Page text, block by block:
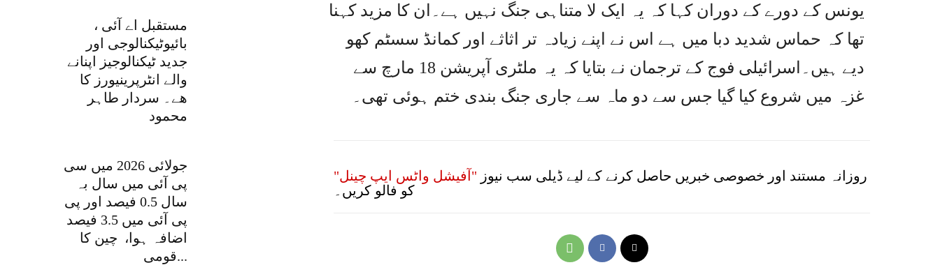
مستقبل اے آئی ،
بائیوٹیکنالوجی اور
جدید ٹیکنالوجیز اپنانے
والے انٹرپرینیورز کا
ھے۔ سردار طاہر
محمود
جولائی 2026 میں سی
پی آئی میں سال بہ
سال 0.5 فیصد اور پی
پی آئی میں 3.5 فیصد
اضافہ ہوا، چین کا
قومی...
یونس کے دورے کے دوران کہا کہ یہ ایک لا متناہی جنگ نہیں ہے۔ان کا مزید کہنا
تھا کہ حماس شدید دبا میں ہے اس نے اپنے زیادہ تر اثاثے اور کمانڈ سسٹم کھو
دیے ہیں۔اسرائیلی فوج کے ترجمان نے بتایا کہ یہ ملٹری آپریشن 18 مارچ سے
غزہ میں شروع کیا گیا جس سے دو ماہ سے جاری جنگ بندی ختم ہوئی تھی۔
روزانہ مستند اور خصوصی خبریں حاصل کرنے کے لیے ڈیلی سب نیوز "آفیشل واٹس ایپ چینل"
کو فالو کریں۔